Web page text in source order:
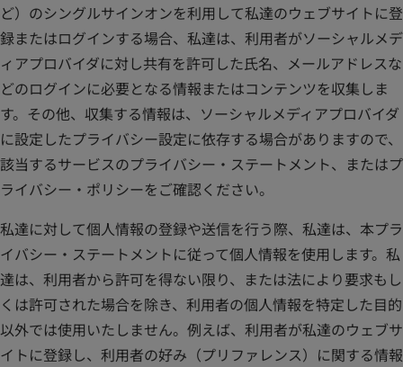
ど）のシングルサインオンを利用して私達のウェブサイトに登
録またはログインする場合、私達は、利用者がソーシャルメデ
ィアプロバイダに対し共有を許可した氏名、メールアドレスな
どのログインに必要となる情報またはコンテンツを収集しま
す。その他、収集する情報は、ソーシャルメディアプロバイダ
に設定したプライバシー設定に依存する場合がありますので、
該当するサービスのプライバシー・ステートメント、またはプ
ライバシー・ポリシーをご確認ください。
私達に対して個人情報の登録や送信を行う際、私達は、本プラ
イバシー・ステートメントに従って個人情報を使用します。私
達は、利用者から許可を得ない限り、または法により要求もし
くは許可された場合を除き、利用者の個人情報を特定した目的
以外では使用いたしません。例えば、利用者が私達のウェブサ
イトに登録し、利用者の好み（プリファレンス）に関する情報